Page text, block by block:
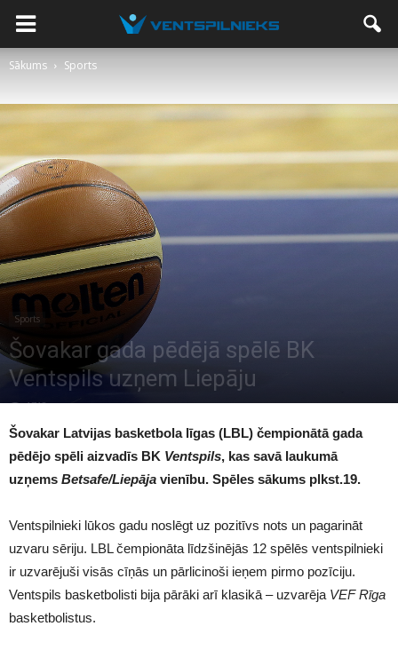
Sākums Sports
Sports
Šovakar gada pēdējā spēlē BK
Ventspils uzņem Liepāju
1718
Šovakar Latvijas basketbola līgas (LBL) čempionātā gada
pēdējo spēli aizvadīs BK Ventspils, kas savā laukumā
uzņems Betsafe/Liepāja vienību. Spēles sākums plkst.19.
Ventspilnieki lūkos gadu noslēgt uz pozitīvs nots un pagarināt
uzvaru sēriju. LBL čempionāta līdzšinējās 12 spēlēs ventspilnieki
ir uzvarējuši visās cīņās un pārlicinoši ieņem pirmo pozīciju.
Ventspils basketbolisti bija pārāki arī klasikā – uzvarēja VEF Rīga
basketbolistus.